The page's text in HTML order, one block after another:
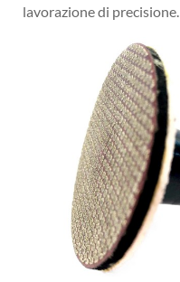
lavorazione di precisione.